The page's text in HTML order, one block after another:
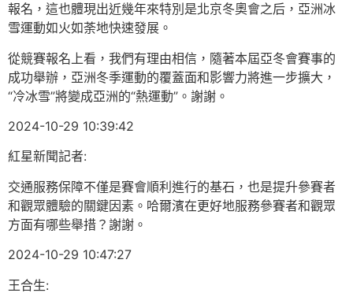
報名，這也體現出近幾年來特別是北京冬奧會之后，亞洲冰
雪運動如火如荼地快速發展。
從競賽報名上看，我們有理由相信，隨著本屆亞冬會賽事的
成功舉辦，亞洲冬季運動的覆蓋面和影響力將進一步擴大，
“冷冰雪”將變成亞洲的“熱運動”。謝謝。
2024-10-29 10:39:42
紅星新聞記者:
交通服務保障不僅是賽會順利進行的基石，也是提升參賽者
和觀眾體驗的關鍵因素。哈爾濱在更好地服務參賽者和觀眾
方面有哪些舉措？謝謝。
2024-10-29 10:47:27
王合生: